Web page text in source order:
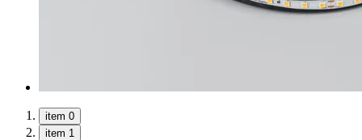
item 0
item 1